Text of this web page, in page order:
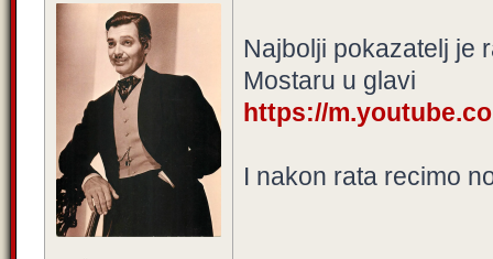
Najbolji pokazatelj je
Mostaru u glavi
https://
I nakon rata recimo